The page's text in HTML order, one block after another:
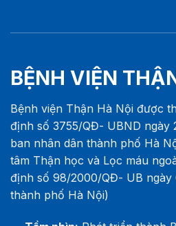
BỆNH VIỆN
Bệnh viện Thận Hà Nội được
định số 3755/QĐ- UBND ngày
ban nhân dân thành phố Hà
tâm Thận học và Lọc máu
định số 98/2000/QĐ- UB ngày
thành phố Hà Nội)